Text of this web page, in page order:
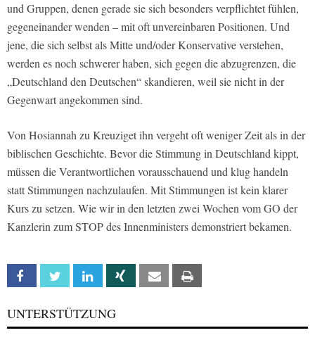
und Gruppen, denen gerade sie sich besonders verpflichtet fühlen,
gegeneinander wenden – mit oft unvereinbaren Positionen. Und
jene, die sich selbst als Mitte und/oder Konservative verstehen,
werden es noch schwerer haben, sich gegen die abzugrenzen, die
„Deutschland den Deutschen“ skandieren, weil sie nicht in der
Gegenwart angekommen sind.
Von Hosiannah zu Kreuziget ihn vergeht oft weniger Zeit als in der
biblischen Geschichte. Bevor die Stimmung in Deutschland kippt,
müssen die Verantwortlichen vorausschauend und klug handeln
statt Stimmungen nachzulaufen. Mit Stimmungen ist kein klarer
Kurs zu setzen. Wie wir in den letzten zwei Wochen vom GO der
Kanzlerin zum STOP des Innenministers demonstriert bekamen.
Facebook Twitter Linkedin Xing Email
UNTERSTÜTZUNG